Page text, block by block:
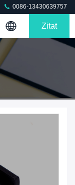
0086-13430639757
Zitat